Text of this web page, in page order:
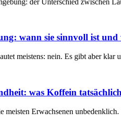
wann sie sinnvoll ist
meistens: nein. Es gibt aber klar
was Koffein
meisten Erwachsenen